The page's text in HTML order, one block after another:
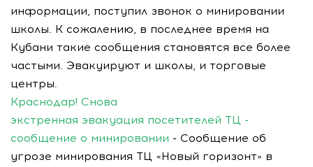
информации, поступил звонок о минировании
школы. К сожалению, в последнее время на
Кубани такие сообщения становятся все более
частыми. Эвакуируют и школы, и торговые
центры.
Краснодар! Снова
экстренная эвакуация посетителей ТЦ -
сообщение о минировании - Сообщение об
угрозе минирования ТЦ «Новый горизонт» в